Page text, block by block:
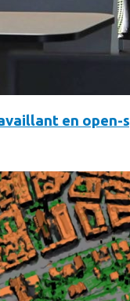
vous aider en
en open-